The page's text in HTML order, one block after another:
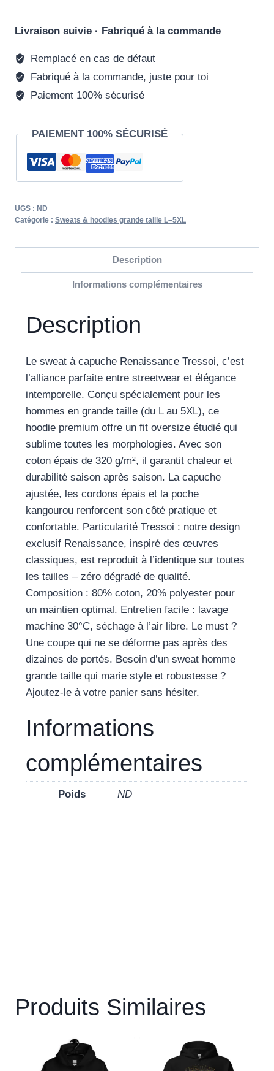
capuche
Taille
Renaissance
-
Livraison suivie · Fabriqué à la commande
Remplacé en cas de défaut
Fabriqué à la commande, juste pour toi
Paiement 100% sécurisé
PAIEMENT 100% SÉCURISÉ
UGS : ND
Catégorie : Sweats & hoodies grande taille L–5XL
Description
Informations complémentaires
Description
Le sweat à capuche Renaissance Tressoi, c’est
l’alliance parfaite entre streetwear et élégance
intemporelle. Conçu spécialement pour les
hommes en grande taille (du L au 5XL), ce
hoodie premium offre un fit oversize étudié qui
sublime toutes les morphologies. Avec son
coton épais de 320 g/m², il garantit chaleur et
durabilité saison après saison. La capuche
ajustée, les cordons épais et la poche
kangourou renforcent son côté pratique et
confortable. Particularité Tressoi : notre design
exclusif Renaissance, inspiré des œuvres
classiques, est reproduit à l’identique sur toutes
les tailles – zéro dégradé de qualité.
Composition : 80% coton, 20% polyester pour
un maintien optimal. Entretien facile : lavage
machine 30°C, séchage à l’air libre. Le must ?
Une coupe qui ne se déforme pas après des
dizaines de portés. Besoin d’un sweat homme
grande taille qui marie style et robustesse ?
Ajoutez-le à votre panier sans hésiter.
Informations
complémentaires
Poids ND
Produits Similaires